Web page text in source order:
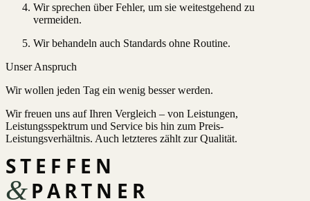
Wir sprechen über Fehler, um sie weitestgehend zu
vermeiden.
Wir behandeln auch Standards ohne Routine.
Unser Anspruch
Wir wollen jeden Tag ein wenig besser werden.
Wir freuen uns auf Ihren Vergleich – von Leistungen,
Leistungsspektrum und Service bis hin zum Preis-
Leistungsverhältnis. Auch letzteres zählt zur Qualität.
STEFFEN
&PARTNER